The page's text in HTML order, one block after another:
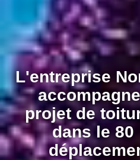
L'entreprise
projet de
dans le 80